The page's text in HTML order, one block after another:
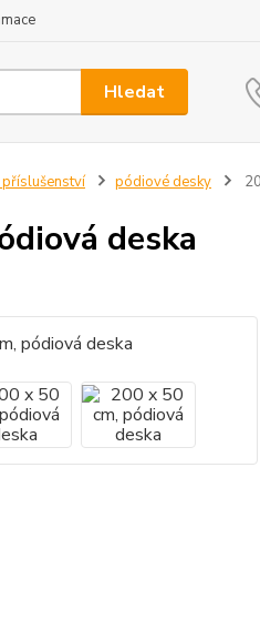
Hledat
pódiové desky
deska